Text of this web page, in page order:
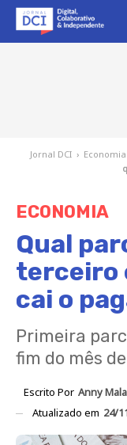
Jornal DCI › Economia
ECONOMIA
Qual
terceiro
cai o
Primeira
fim do mês
Escrito Por Anny
Atualizado em 24/